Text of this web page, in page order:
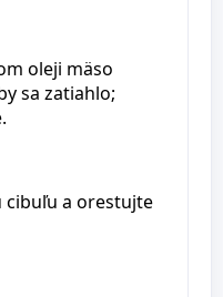
oleji mäso
sa zatiahlo;
cibuľu a orestujte